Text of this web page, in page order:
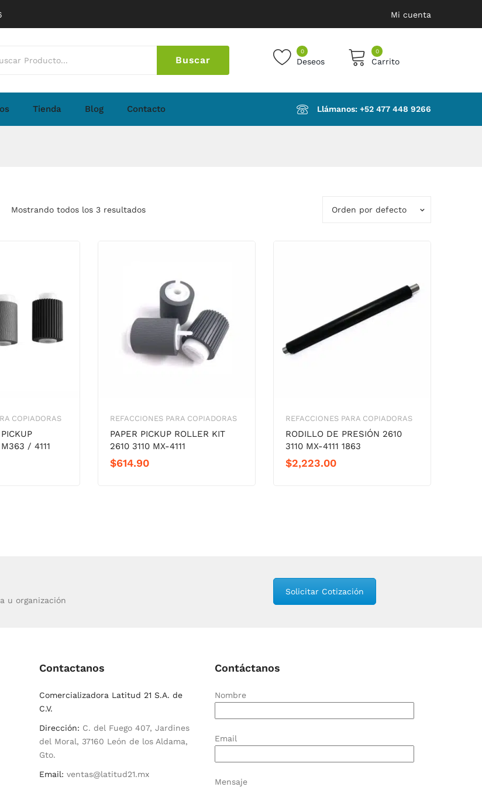
Mi cuenta
Buscar
0
Deseos
0
Carrito
No products in the cart.
Tienda Blog Contacto Llámanos: ‪+52 477 448 9266‬
Mostrando todos los 3 resultados Orden por defecto
COPIADORAS
/ 4111
REFACCIONES PARA COPIADORAS
PAPER PICKUP ROLLER KIT
2610 3110 MX-4111
$614.90
REFACCIONES PARA COPIADORAS
RODILLO DE PRESIÓN 2610
3110 MX-4111 1863
$2,223.00
u organización
Solicitar Cotización
Contactanos
Comercializadora Latitud 21 S.A. de
C.V.
Dirección: C. del Fuego 407, Jardines
del Moral, 37160 León de los Aldama,
Gto.
Email: ventas@latitud21.mx
Contáctanos
Nombre
Email
Mensaje